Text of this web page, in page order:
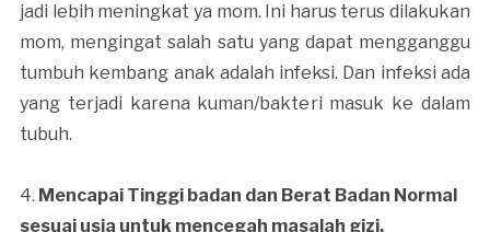
jadi lebih meningkat ya mom. Ini harus terus dilakukan
mom, mengingat salah satu yang dapat mengganggu
tumbuh kembang anak adalah infeksi. Dan infeksi ada
yang terjadi karena kuman/bakteri masuk ke dalam
tubuh.
4. Mencapai Tinggi badan dan Berat Badan Normal
sesuai usia untuk mencegah masalah gizi.